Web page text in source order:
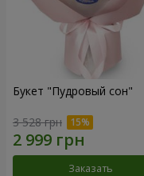
Букет "Пудровый сон"
3 528 грн
Заказать